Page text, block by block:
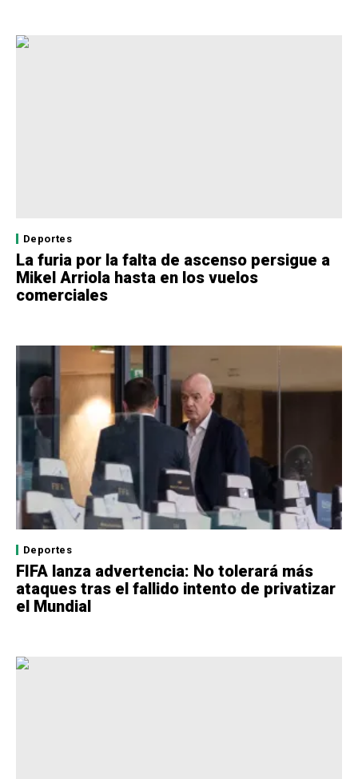
Deportes
La furia por la falta de ascenso persigue a
Mikel Arriola hasta en los vuelos
comerciales
Deportes
FIFA lanza advertencia: No tolerará más
ataques tras el fallido intento de privatizar
el Mundial